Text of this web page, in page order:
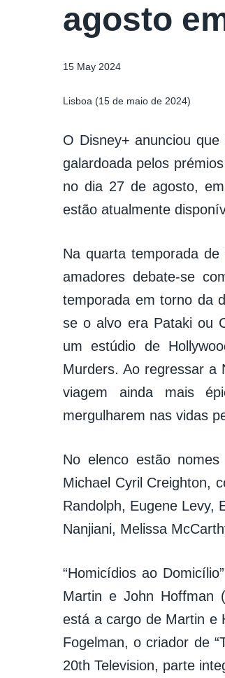
agosto
15 May 2024
Lisboa (15 de maio de 2024)
O Disney+ anunciou que
galardoada pelos
no dia 27 de agosto,
estão atualmente
Na quarta temporada de
amadores debate-se
temporada em torno da
se o alvo era Pataki ou
um estúdio de
Murders. Ao regressar a
viagem ainda mais
mergulharem nas vidas
No elenco estão
Michael Cyril Creighton,
Randolph, Eugene Levy,
Nanjiani, Melissa
“Homicídios ao
Martin e John Hoffman
está a cargo de Martin e
Fogelman, o criador de
20th Television, parte